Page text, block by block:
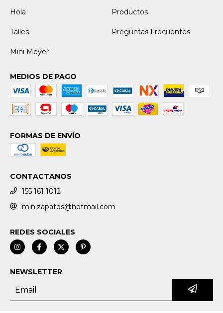
Hola
Productos
Talles Preguntas Frecuentes
Mini Meyer
MEDIOS DE PAGO
FORMAS DE ENVÍO
CONTACTANOS
155 161 1012
minizapatos@hotmail.com
REDES SOCIALES
NEWSLETTER